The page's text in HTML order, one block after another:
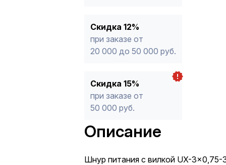
Скидка 12%
при заказе от
20 000 до 50 000 руб.
Скидка 15%
при заказе от
50 000 руб.
Описание
Шнур питания с вилкой UX-3x0,75-